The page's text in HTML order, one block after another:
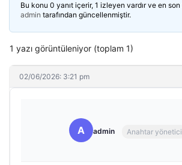
Bu konu 0 yanıt içerir, 1 izleyen vardır ve en son
admin tarafından güncellenmiştir.
1 yazı görüntüleniyor (toplam 1)
02/06/2026: 3:21 pm
A admin Anahtar yönetici